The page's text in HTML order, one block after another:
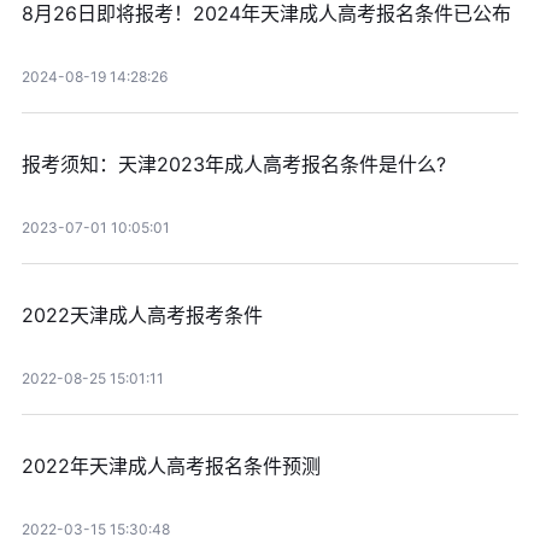
8月26日即将报考！2024年天津成人高考报名条件已公布
2024-08-19 14:28:26
报考须知：天津2023年成人高考报名条件是什么?
2023-07-01 10:05:01
2022天津成人高考报考条件
2022-08-25 15:01:11
2022年天津成人高考报名条件预测
2022-03-15 15:30:48